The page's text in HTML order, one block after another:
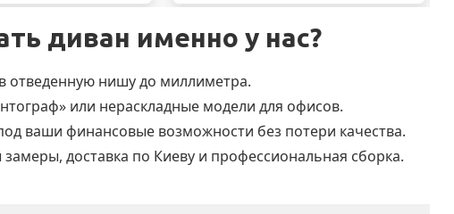
диван именно у нас?
отведенную нишу до миллиметра.
или нераскладные модели для офисов.
ваши финансовые возможности без потери качества.
доставка по Киеву и профессиональная сборка.